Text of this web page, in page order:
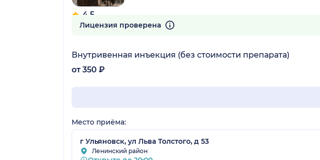
4.5
27 отзывов
Лицензия проверена
Внутривенная инъекция (без стоимости препарата)
от 350 ₽
Место приёма:
г Ульяновск, ул Льва Толстого, д 53
Ленинский район